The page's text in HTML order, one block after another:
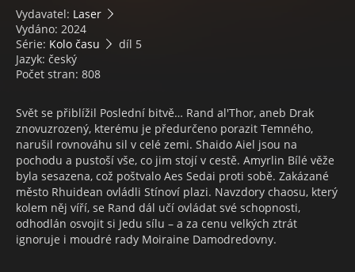
Vydavatel: Laser
Vydáno: 2024
Série: Kolo času
díl 5
Jazyk: český
Počet stran: 808
Svět se přiblížil Poslední bitvě… Rand al'Thor, aneb Drak
znovuzrozený, kterému je předurčeno porazit Temného,
narušil rovnováhu sil v celé zemi. Shaido Aiel jsou na
pochodu a pustoší vše, co jim stojí v cestě. Amyrlin Bílé věže
byla sesazena, což poštvalo Aes Sedai proti sobě. Zakázané
město Rhuidean ovládli Stínoví plazi. Navzdory chaosu, který
kolem něj víří, se Rand dál učí ovládat své schopnosti,
odhodlán osvojit si Jedu sílu – a za cenu velkých ztrát
ignoruje i moudré rady Moiraine Damodredovny.